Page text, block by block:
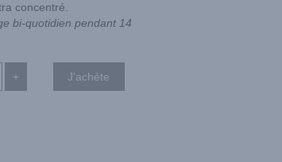
concentré.
bi-quotidien pendant 14
+